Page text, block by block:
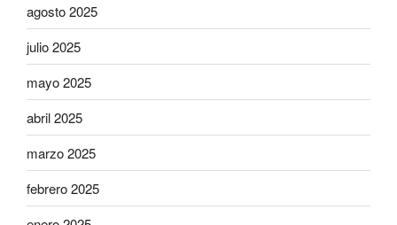
agosto 2025
julio 2025
mayo 2025
abril 2025
marzo 2025
febrero 2025